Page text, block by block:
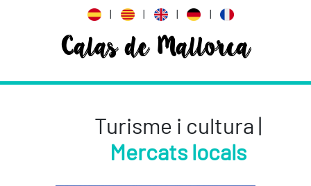
| | | |
Calas de Mallorca
Turisme i cultura |
Mercats locals